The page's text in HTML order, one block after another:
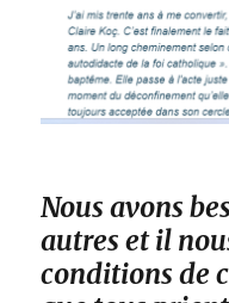
Nous avons
autres et il
conditions de